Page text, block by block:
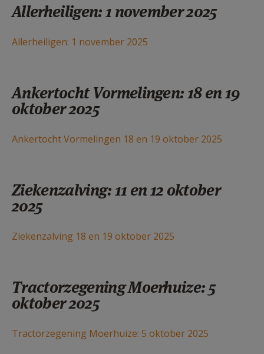
Allerheiligen: 1 november 2025
Allerheiligen: 1 november 2025
Ankertocht Vormelingen: 18 en 19
oktober 2025
Ankertocht Vormelingen 18 en 19 oktober 2025
Ziekenzalving: 11 en 12 oktober
2025
Ziekenzalving 18 en 19 oktober 2025
Tractorzegening Moerhuize: 5
oktober 2025
Tractorzegening Moerhuize: 5 oktober 2025